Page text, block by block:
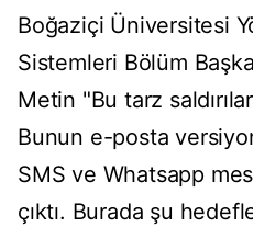
Boğaziçi Üniversitesi
Sistemleri Bölüm
Metin "Bu tarz
Bunun e-posta
SMS ve Whatsapp
çıktı. Burada şu